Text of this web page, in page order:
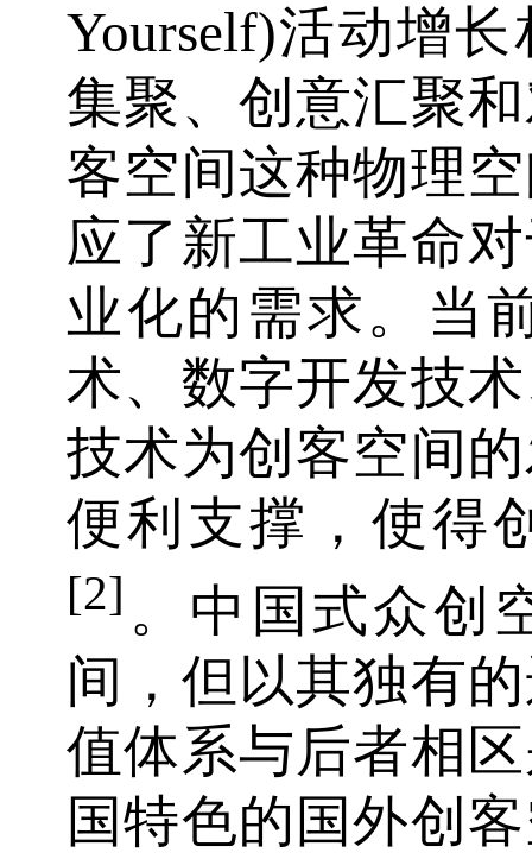
Yourself)活动增
集聚、创意汇聚
客空间这种物理
应了新工业革命
业化的需求。当
术、数字开发技
技术为创客空间
便利支撑，使得
[2] 。中国式众创
间，但以其独有
值体系与后者相
国特色的国外创